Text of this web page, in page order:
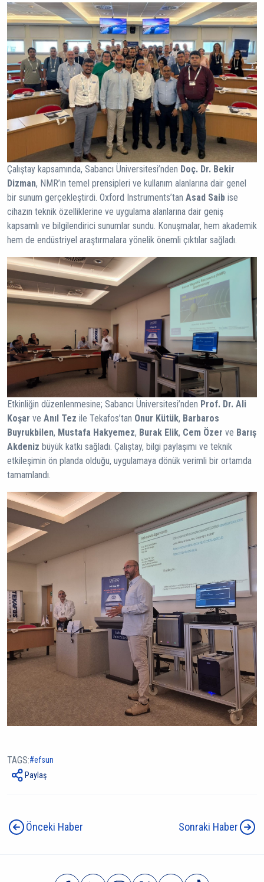
Çalıştay kapsamında, Sabancı Üniversitesi’nden Doç. Dr. Bekir
Dizman, NMR’ın temel prensipleri ve kullanım alanlarına dair genel
bir sunum gerçekleştirdi. Oxford Instruments’tan Asad Saib ise
cihazın teknik özelliklerine ve uygulama alanlarına dair geniş
kapsamlı ve bilgilendirici sunumlar sundu. Konuşmalar, hem akademik
hem de endüstriyel araştırmalara yönelik önemli çıktılar sağladı.
Etkinliğin düzenlenmesine; Sabancı Üniversitesi’nden Prof. Dr. Ali
Koşar ve Anıl Tez ile Tekafos’tan Onur Kütük, Barbaros
Buyrukbilen, Mustafa Hakyemez, Burak Elik, Cem Özer ve Barış
Akdeniz büyük katkı sağladı. Çalıştay, bilgi paylaşımı ve teknik
etkileşimin ön planda olduğu, uygulamaya dönük verimli bir ortamda
tamamlandı.
TAGS: efsun
Paylaş
Önceki Haber Sonraki Haber